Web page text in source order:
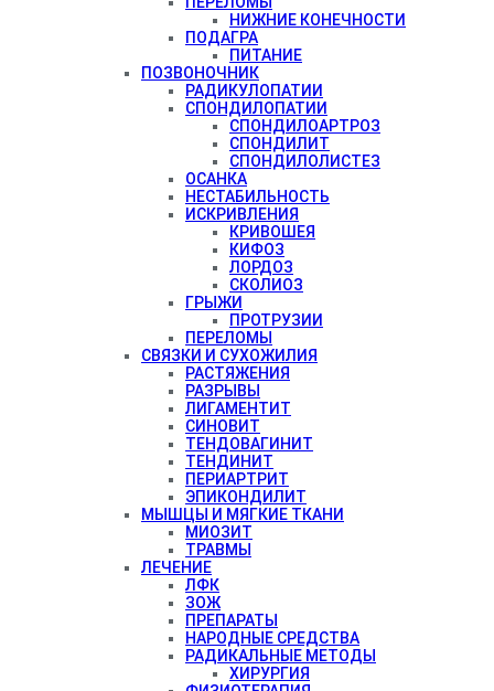
НИЖНИЕ КОНЕЧНОСТИ
ПОДАГРА
ПИТАНИЕ
ПОЗВОНОЧНИК
РАДИКУЛОПАТИИ
СПОНДИЛОПАТИИ
СПОНДИЛОАРТРОЗ
СПОНДИЛИТ
СПОНДИЛОЛИСТЕЗ
ОСАНКА
НЕСТАБИЛЬНОСТЬ
ИСКРИВЛЕНИЯ
КРИВОШЕЯ
КИФОЗ
ЛОРДОЗ
СКОЛИОЗ
ГРЫЖИ
ПРОТРУЗИИ
ПЕРЕЛОМЫ
СВЯЗКИ И СУХОЖИЛИЯ
РАСТЯЖЕНИЯ
РАЗРЫВЫ
ЛИГАМЕНТИТ
СИНОВИТ
ТЕНДОВАГИНИТ
ТЕНДИНИТ
ПЕРИАРТРИТ
ЭПИКОНДИЛИТ
МЫШЦЫ И МЯГКИЕ ТКАНИ
МИОЗИТ
ТРАВМЫ
ЛЕЧЕНИЕ
ЛФК
ЗОЖ
ПРЕПАРАТЫ
НАРОДНЫЕ СРЕДСТВА
РАДИКАЛЬНЫЕ МЕТОДЫ
ХИРУРГИЯ